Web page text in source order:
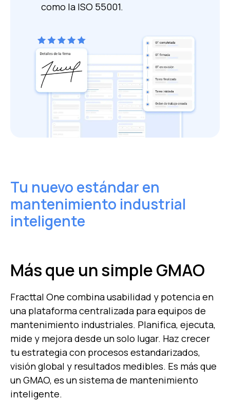
como la ISO 55001.
Tu nuevo estándar en
mantenimiento industrial
inteligente
Más que un simple GMAO
Fracttal One combina usabilidad y potencia en
una plataforma centralizada para equipos de
mantenimiento industriales. Planifica, ejecuta,
mide y mejora desde un solo lugar. Haz crecer
tu estrategia con procesos estandarizados,
visión global y resultados medibles. Es más que
un GMAO, es un sistema de mantenimiento
inteligente.